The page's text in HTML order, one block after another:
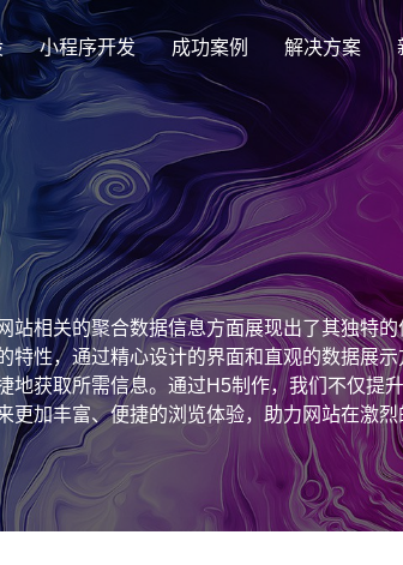
创意品牌型网站建设
企业品牌高端网站设计
响应式网站建设
适应各个终端设备网站
购物商城系统开发
零售在线电子商务网站
小程序开发 成功案例
集团上市网站
集团大企上市公司
外贸出口网站
外贸进出口网站开发
解决方案
解决方案
定制化视觉设计与互动策划方案
芯片半导体网站建设解决方
案
新
案
购物商城网站建设解决方案 品牌
门户网站建设解决方案 营销
最新签约
Latest signing
行业新闻
Industry information
公司介绍
致力于互联网品牌建设
发展历程
一路走来感谢您的陪伴
相关的聚合数据信息方面展现出了其独特
性，通过精心设计的界面和直观的数据展
获取所需信息。通过H5制作，我们不仅提
加丰富、便捷的浏览体验，助力网站在激烈